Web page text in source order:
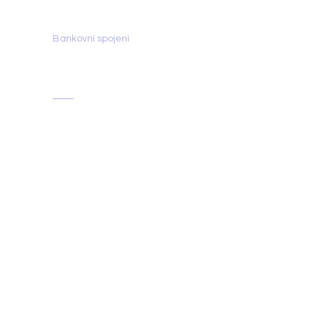
Bankovní spojení